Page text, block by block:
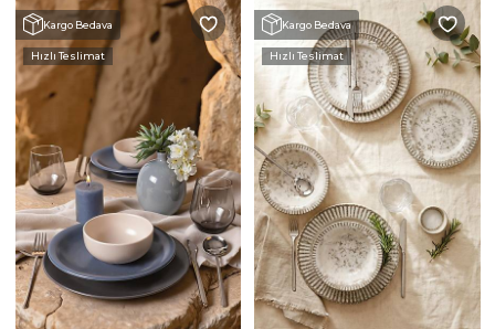
Kargo Bedava
Hızlı Teslimat
Kargo Bedava
Hızlı Teslimat